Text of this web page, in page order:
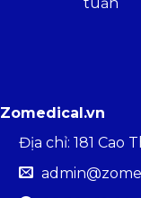
Zomedical.vn
Địa chỉ: 181 Cao